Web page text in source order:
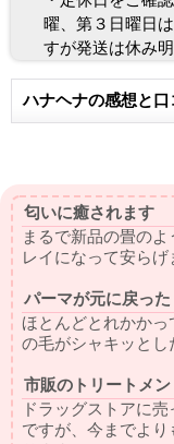
曜、第３日曜日
すが発送は休み
ハナヘナの感想と口
匂いに癒されます
まるで新品の畳の
レイになって安らげ
パーマが元に戻った
ほとんどとれかか
の毛がシャキッとし
市販のトリートメン
ドラッグストアに
ですが、今までよ